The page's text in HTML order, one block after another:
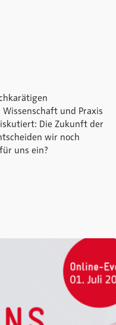
und Praxis
Die Zukunft der
wir noch
uns ein?